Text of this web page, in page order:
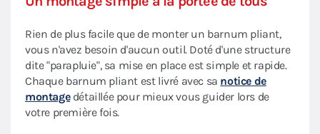
Rien de plus facile que de monter un barnum pliant,
vous n'avez besoin d'aucun outil. Doté d'une structure
dite "parapluie", sa mise en place est simple et rapide.
Chaque barnum pliant est livré avec sa notice de
montagedétaillée pour mieux vous guider lors de
votre première fois.